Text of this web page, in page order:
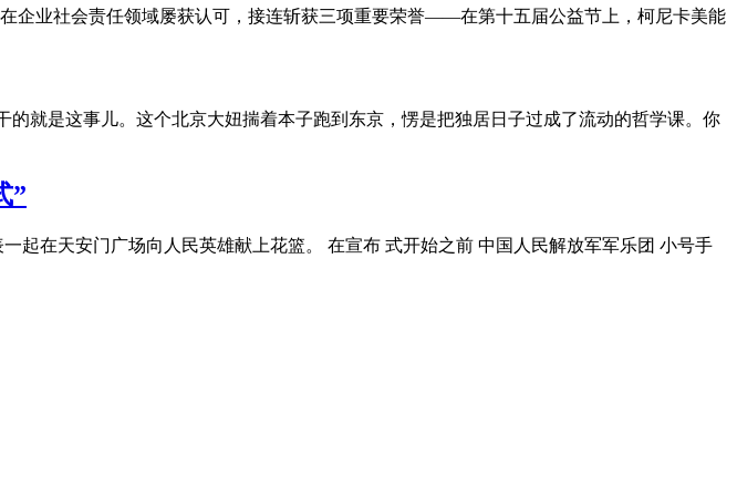
企业社会责任领域屡获认可，接连斩获三项重要荣誉——在第十五届公益节上，柯尼卡美能
就是这事儿。这个北京大妞揣着本子跑到东京，愣是把独居日子过成了流动的哲学课。你
”
起在天安门广场向人民英雄献上花篮。 在宣布 式开始之前 中国人民解放军军乐团 小号手